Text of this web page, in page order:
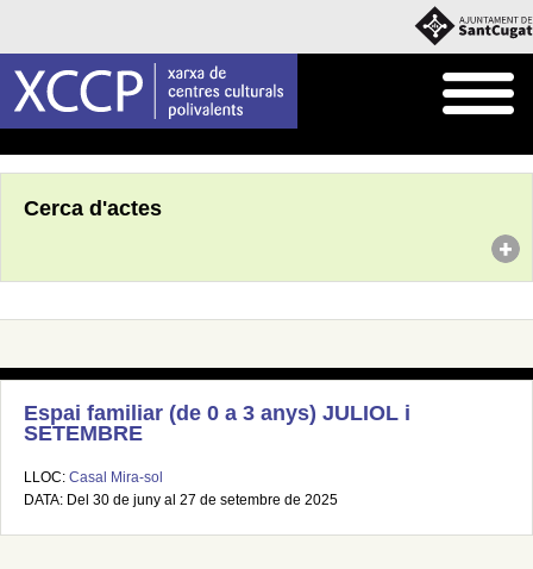
Cerca d'actes
Espai familiar (de 0 a 3 anys) JULIOL i
SETEMBRE
LLOC: Casal Mira-sol
DATA: Del 30 de juny al 27 de setembre de 2025